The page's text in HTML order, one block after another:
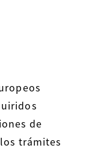
de
trámites